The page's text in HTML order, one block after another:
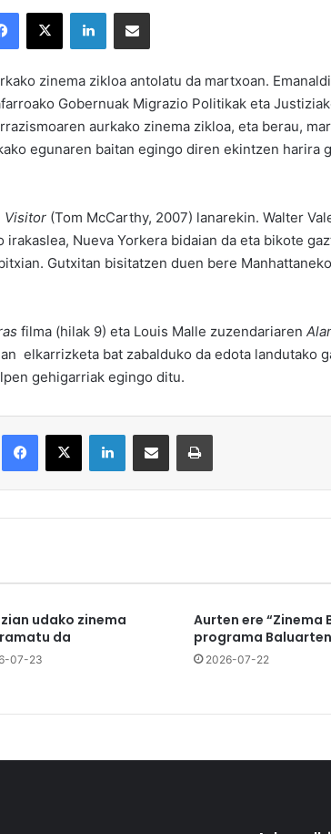
zinema zikloa antolatu da martxoan.
Gobernuak Migrazio Politikak eta
aurkako zinema zikloa, eta berau,
egunaren baitan egingo diren ekintzen harira
Visitor (Tom McCarthy, 2007) lanarekin. Walter
Nueva Yorkera bidaian da eta bikote
Gutxitan bisitatzen duen bere
filma (hilak 9) eta Louis Malle zuzendariaren
elkarrizketa bat zabalduko da edota landutako
gehigarriak egingo ditu.
udako zinema
da
07-23
Aurten ere “Zinema
programa Baluarten
2026-07-22